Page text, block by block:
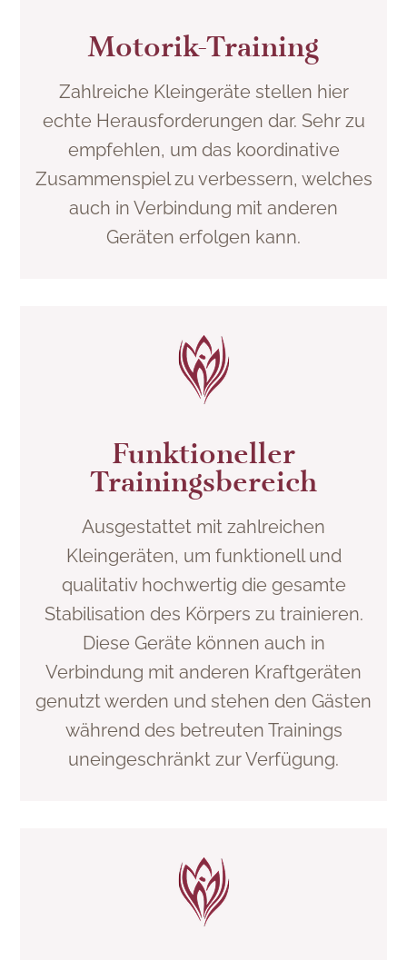
Motorik-Training
Zahlreiche Kleingeräte stellen hier
echte Herausforderungen dar. Sehr zu
empfehlen, um das koordinative
Zusammenspiel zu verbessern, welches
auch in Verbindung mit anderen
Geräten erfolgen kann.
Funktioneller
Trainingsbereich
Ausgestattet mit zahlreichen
Kleingeräten, um funktionell und
qualitativ hochwertig die gesamte
Stabilisation des Körpers zu trainieren.
Diese Geräte können auch in
Verbindung mit anderen Kraftgeräten
genutzt werden und stehen den Gästen
während des betreuten Trainings
uneingeschränkt zur Verfügung.